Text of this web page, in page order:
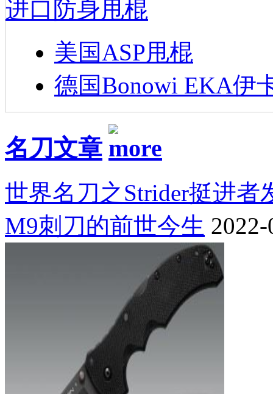
进口防身甩棍
美国ASP甩棍
德国Bonowi EKA伊
名刀文章
世界名刀之Strider挺进者
M9刺刀的前世今生